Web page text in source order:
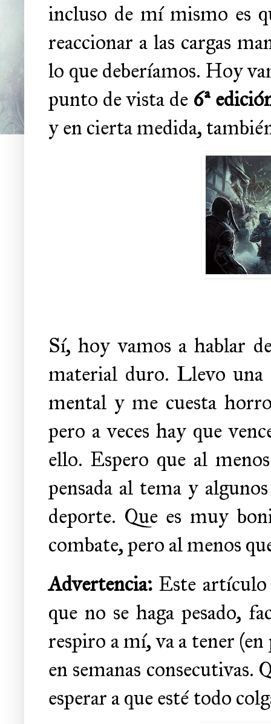
incluso de mí mismo es
reaccionar a las cargas
lo que deberíamos. Hoy
punto de vista de 6ª
y en cierta medida,
Sí, hoy vamos a hablar
material duro. Llevo una
mental y me cuesta
pero a veces hay que
ello. Espero que al
pensada al tema y
deporte. Que es muy
combate, pero al menos
Advertencia: Este artículo
que no se haga pesado,
respiro a mí, va a tener
en semanas consecutivas.
esperar a que esté todo